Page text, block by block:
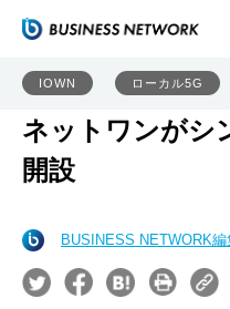
IOWN ローカル5G
ネットワンがシ
開設
BUSINESS NETWORK編